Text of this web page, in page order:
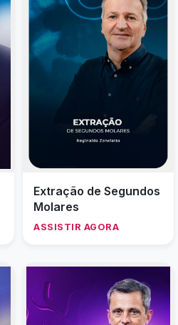
Extração de Segundos
Molares
ASSISTIR AGORA